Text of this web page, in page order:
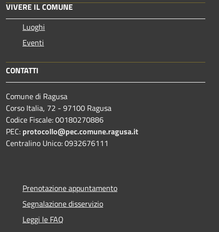
VIVERE IL COMUNE
Luoghi
Eventi
CONTATTI
Comune di Ragusa
Corso Italia, 72 - 97100 Ragusa
Codice Fiscale: 00180270886
PEC: protocollo@pec.comune.ragusa.it
Centralino Unico: 0932676111
Prenotazione appuntamento
Segnalazione disservizio
Leggi le FAQ